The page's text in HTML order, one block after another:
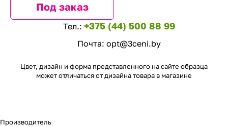
Под заказ
Тел.: +375 (44) 500 88 99
Почта: opt@3ceni.by
Цвет, дизайн и форма представленного на сайте образца
может отличаться от дизайна товара в магазине
Производитель